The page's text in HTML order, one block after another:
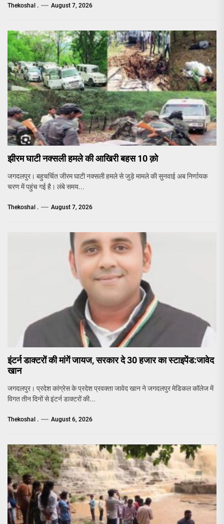
Thekoshal . August 7, 2026
झीरम घाटी नक्सली हमले की आखिरी बहस 10 क़ो
जगदलपुर। बहुचर्चित जीरम घाटी नक्सली हमले से जुड़े मामले की सुनवाई अब निर्णायक
चरण में पहुंच गई है। लंबे समय...
Thekoshal . August 7, 2026
इंटर्न डाक्टरों की मांगें जायज, सरकार दे 30 हजार का स्टाइपेंड:जावेद
खान
जगदलपुर। प्रदेश कांग्रेस के प्रदेश प्रवक्ता जावेद खान ने जगदलपुर मेडिकल कॉलेज में
विगत तीन दिनों से इंटर्न डाक्टरों की...
Thekoshal . August 6, 2026